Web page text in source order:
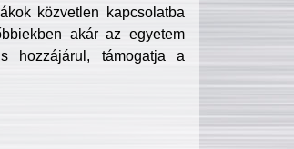
közvetlen kapcsolatba
akár az egyetem
hozzájárul, támogatja a